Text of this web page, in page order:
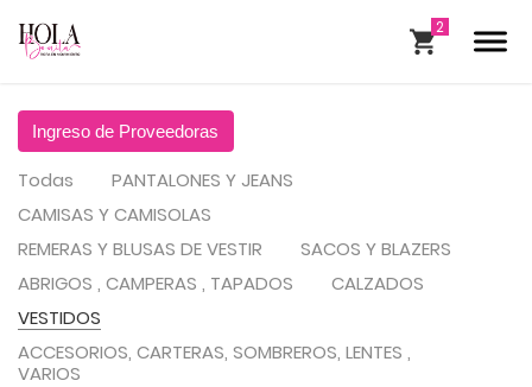
Ingreso de Proveedoras
Todas
PANTALONES Y JEANS
CAMISAS Y CAMISOLAS
REMERAS Y BLUSAS DE VESTIR
SACOS Y BLAZERS
ABRIGOS , CAMPERAS , TAPADOS
CALZADOS
VESTIDOS
ACCESORIOS, CARTERAS, SOMBREROS, LENTES ,
VARIOS